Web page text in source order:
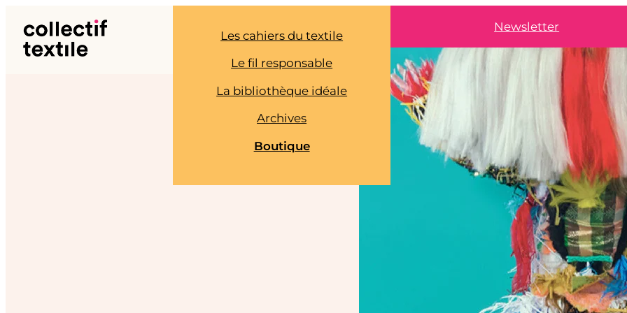
contenu
Les cahiers du textile
Le fil responsable
La bibliothèque idéale
Archives
Boutique
Newsletter